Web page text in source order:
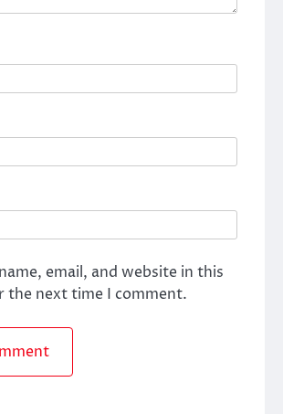
email, and website in this
the next time I comment.